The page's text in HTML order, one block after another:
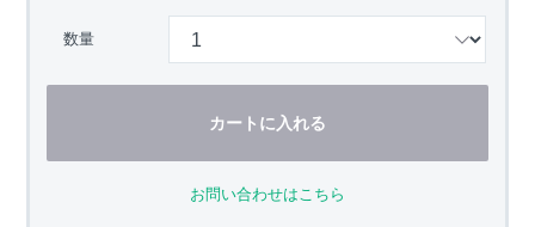
数量
カートに入れる
お問い合わせはこちら